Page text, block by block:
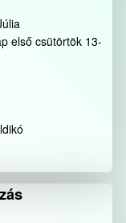
első csütörtök 13-